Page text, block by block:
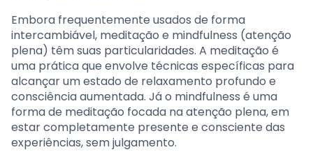
Embora frequentemente usados de forma
intercambiável, meditação e mindfulness (atenção
plena) têm suas particularidades. A meditação é
uma prática que envolve técnicas específicas para
alcançar um estado de relaxamento profundo e
consciência aumentada. Já o mindfulness é uma
forma de meditação focada na atenção plena, em
estar completamente presente e consciente das
experiências, sem julgamento.